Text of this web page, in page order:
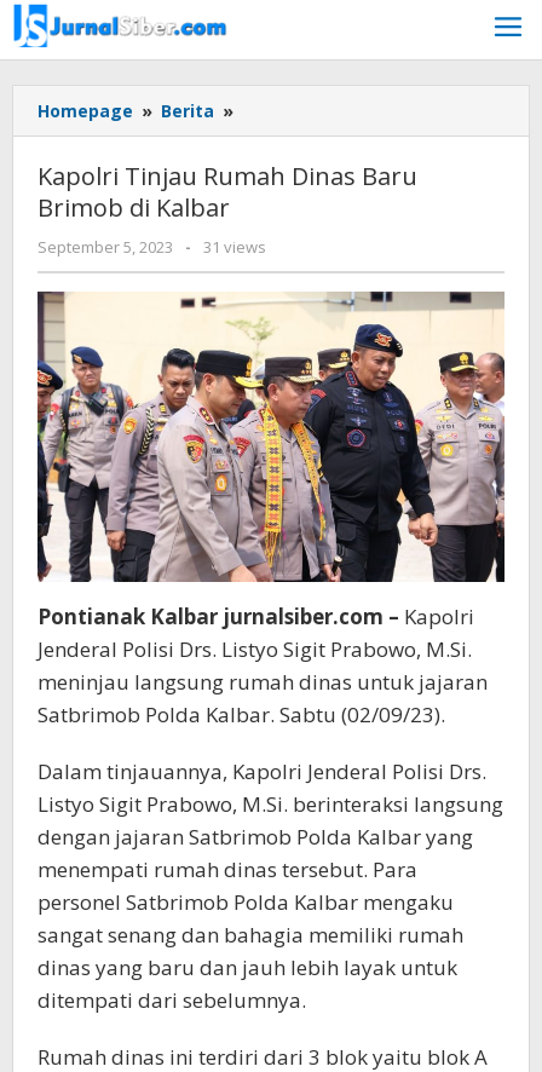
Skip
to
content
Homepage » Berita »
Tinjau
Dinas
Kalbar
Kapolri Tinjau Rumah Dinas Baru
Brimob di Kalbar
September 5, 2023
by
Jurnalsiber
- 31 views
Pontianak Kalbar jurnalsiber.com – Kapolri
Jenderal Polisi Drs. Listyo Sigit Prabowo, M.Si.
meninjau langsung rumah dinas untuk jajaran
Satbrimob Polda Kalbar. Sabtu (02/09/23).
Dalam tinjauannya, Kapolri Jenderal Polisi Drs.
Listyo Sigit Prabowo, M.Si. berinteraksi langsung
dengan jajaran Satbrimob Polda Kalbar yang
menempati rumah dinas tersebut. Para
personel Satbrimob Polda Kalbar mengaku
sangat senang dan bahagia memiliki rumah
dinas yang baru dan jauh lebih layak untuk
ditempati dari sebelumnya.
Rumah dinas ini terdiri dari 3 blok yaitu blok A